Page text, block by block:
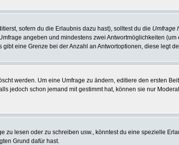
sofern du die Erlaubnis dazu hast), solltest du die Umfrage
angeben und mindestens zwei Antwortmöglichkeiten
eine Grenze bei der Anzahl an Antwortoptionen, diese legt
werden. Um eine Umfrage zu ändern, editiere den ersten
jedoch schon jemand mit gestimmt hat, können sie nur
lesen oder zu schreiben usw., könntest du eine spezielle
Grund dafür hast.